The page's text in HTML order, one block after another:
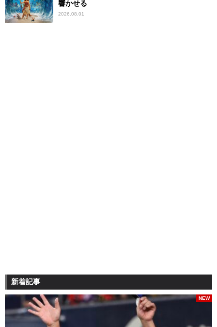
響かせる
2026.08.01
新着記事
NEW